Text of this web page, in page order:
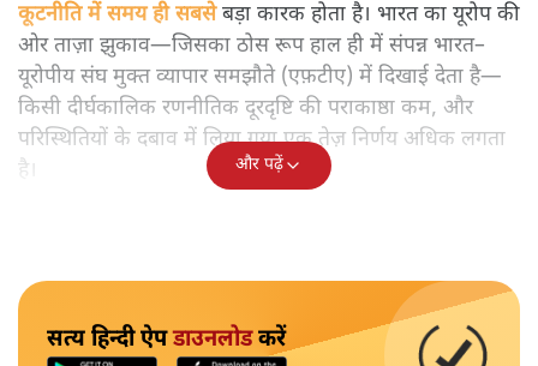
कूटनीति में समय ही सबसेबड़ा कारक होता है। भारत का यूरोप की
ओर ताज़ा झुकाव—जिसका ठोस रूप हाल ही में संपन्न भारत–
यूरोपीय संघ मुक्त व्यापार समझौते (एफ़टीए) में दिखाई देता है—
किसी दीर्घकालिक रणनीतिक दूरदृष्टि की पराकाष्ठा कम, और
परिस्थितियों के दबाव में लिया गया एक तेज़ निर्णय अधिक लगता
है।
और पढ़ें
सत्य हिन्दी ऐपडाउनलोडकरें